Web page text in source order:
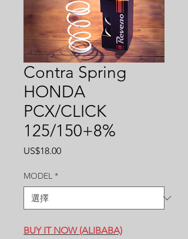
Contra Spring
HONDA
PCX/CLICK
125/150+8%
US$18.00價
MODEL *
BUY IT NOW (ALIBABA)